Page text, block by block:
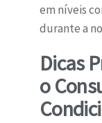
em níveis
durante a
Dicas
o